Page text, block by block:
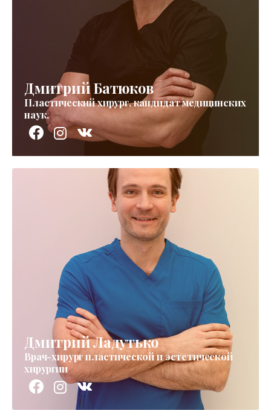
Дмитрий Батюков
Пластический хирург, кандидат медицинских
наук.
Дмитрий Ладутько
Врач-хирург пластической и эстетической
хирургии